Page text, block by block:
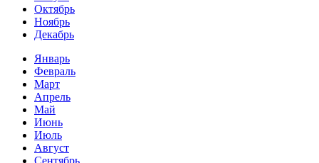
Октябрь
Ноябрь
Декабрь
Январь
Февраль
Март
Апрель
Май
Июнь
Июль
Август
Сентябрь